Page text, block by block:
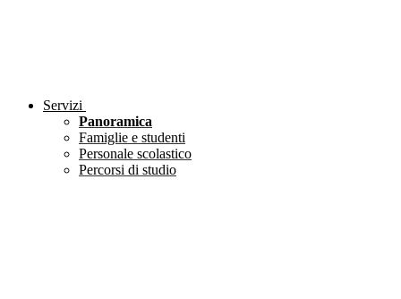
Servizi
Panoramica
Famiglie e studenti
Personale scolastico
Percorsi di studio